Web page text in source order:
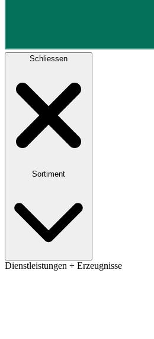
Schliessen
Sortiment
Dienstleistungen + Erzeugnisse